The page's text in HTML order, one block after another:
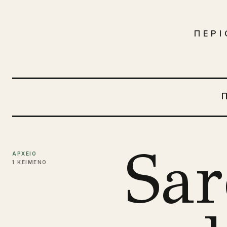
ΑΡΧΕΙΟ
1 ΚΕΙΜΕΝΟ